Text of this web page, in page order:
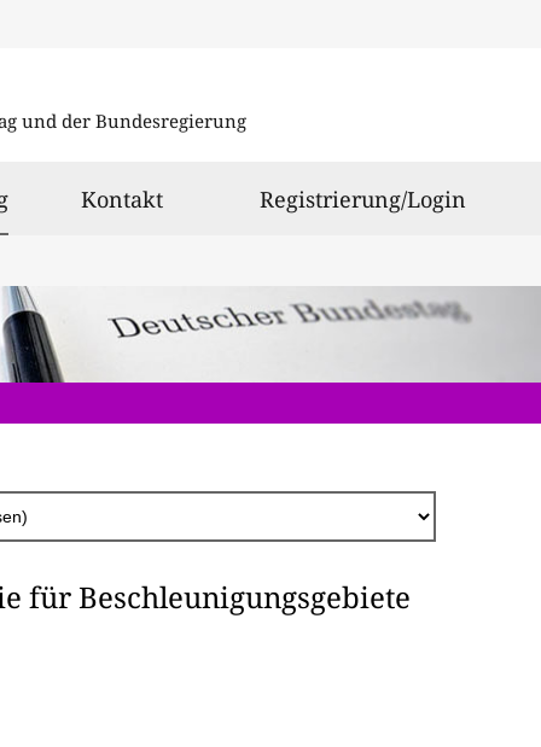
und der Bundesregierung
ausgewählt
Kontakt Registrierung/Login
für Beschleunigungsgebiete